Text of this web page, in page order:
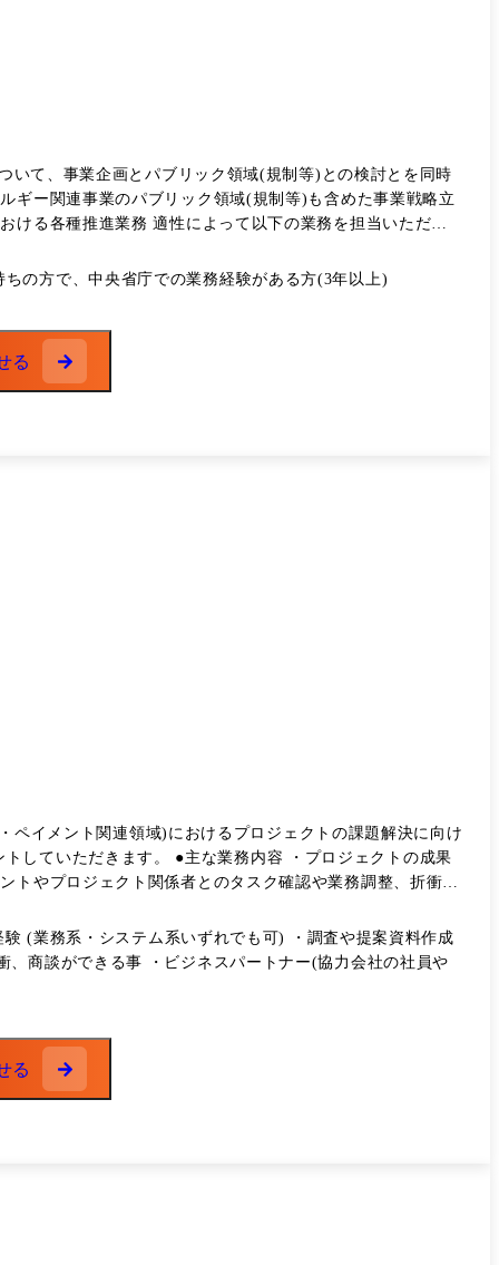
いて、事業企画とパブリック領域(規制等)との検討とを同時
ギー関連事業のパブリック領域(規制等)も含めた事業戦略立
る各種推進業務 適性によって以下の業務を担当いただく
域のリーダーとともに担当するプロジェクトの推進を主体
の方で、中央省庁での業務経験がある方(3年以上)
る
ペイメント関連領域)におけるプロジェクトの課題解決に向け
内容 ・プロジェクトの成果
トやプロジェクト関係者とのタスク確認や業務調整、折衝等
(業務系・システム系いずれでも可) ・調査や提案資料作成
商談ができる事 ・ビジネスパートナー(協力会社の社員や
る